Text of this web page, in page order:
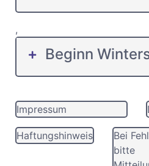
,
Beginn
Impressum
Haftungshinweis
Bei
bitte